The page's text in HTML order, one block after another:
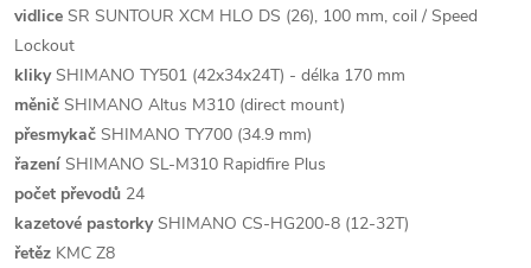
vidlice SR SUNTOUR XCM HLO DS (26), 100 mm, coil / Speed
Lockout
klikySHIMANO TY501 (42x34x24T) - délka 170 mm
měnič SHIMANO Altus M310 (direct mount)
přesmykač SHIMANO TY700 (34.9 mm)
řazení SHIMANO SL-M310 Rapidfire Plus
počet převodů 24
kazetové pastorkySHIMANO CS-HG200-8 (12-32T)
řetěz KMC Z8